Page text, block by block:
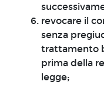
revocare il
senza
trattamento
prima della
legge;